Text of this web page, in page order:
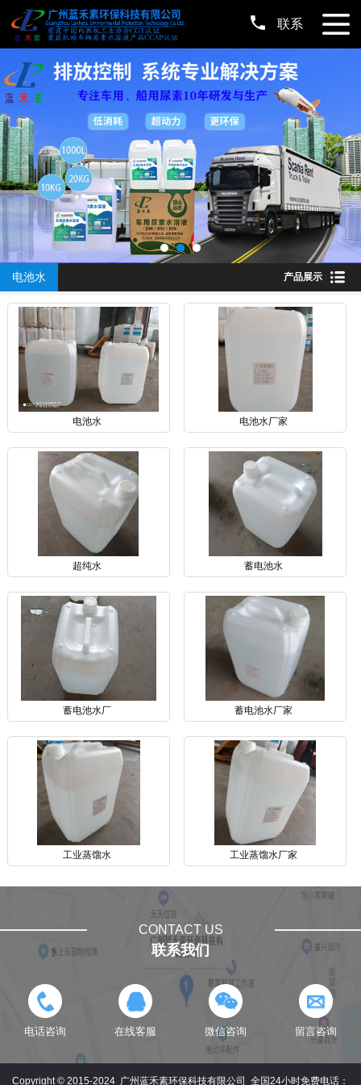
联系
电池水 产品展示
电池水 电池水厂家
超纯水 蓄电池水
蓄电池水厂 蓄电池水厂家
工业蒸馏水 工业蒸馏水厂家
CONTACT US
联系我们
电话咨询 在线客服 微信咨询 留言咨询
Copyright © 2015-2024 广州蓝禾素环保科技有限公司 全国24小时免费电话：